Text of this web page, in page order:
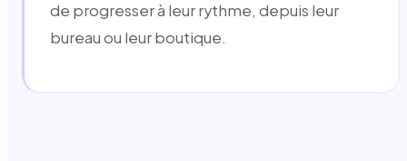
de progresser à leur rythme, depuis leur
bureau ou leur boutique.